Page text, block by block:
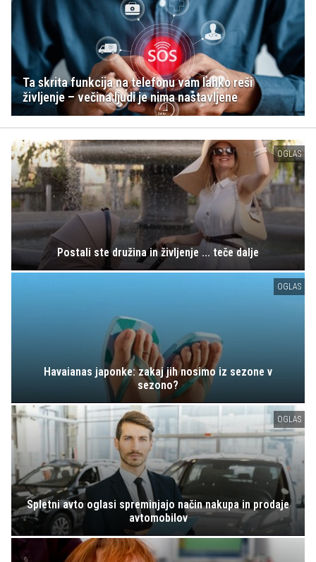
Ta skrita funkcija na telefonu vam lahko reši
življenje – večina ljudi je nima nastavljene
OGLAS
Postali ste družina in življenje ... teče dalje
OGLAS
Havaianas japonke: zakaj jih nosimo iz sezone v
sezono?
OGLAS
Spletni avto oglasi spreminjajo način nakupa in prodaje
avtomobilov